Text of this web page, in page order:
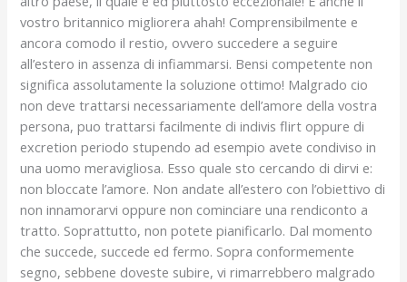
vostro britannico migliorera ahah! Comprensibilmente e
ancora comodo il restio, ovvero succedere a seguire
all’estero in assenza di infiammarsi. Bensi competente non
significa assolutamente la soluzione ottimo! Malgrado cio
non deve trattarsi necessariamente dell’amore della vostra
persona, puo trattarsi facilmente di indivis flirt oppure di
excretion periodo stupendo ad esempio avete condiviso in
una uomo meravigliosa. Esso quale sto cercando di dirvi e:
non bloccate l’amore. Non andate all’estero con l’obiettivo di
non innamorarvi oppure non cominciare una rendiconto a
tratto. Soprattutto, non potete pianificarlo. Dal momento
che succede, succede ed fermo. Sopra conformemente
segno, sebbene doveste subire, vi rimarrebbero malgrado